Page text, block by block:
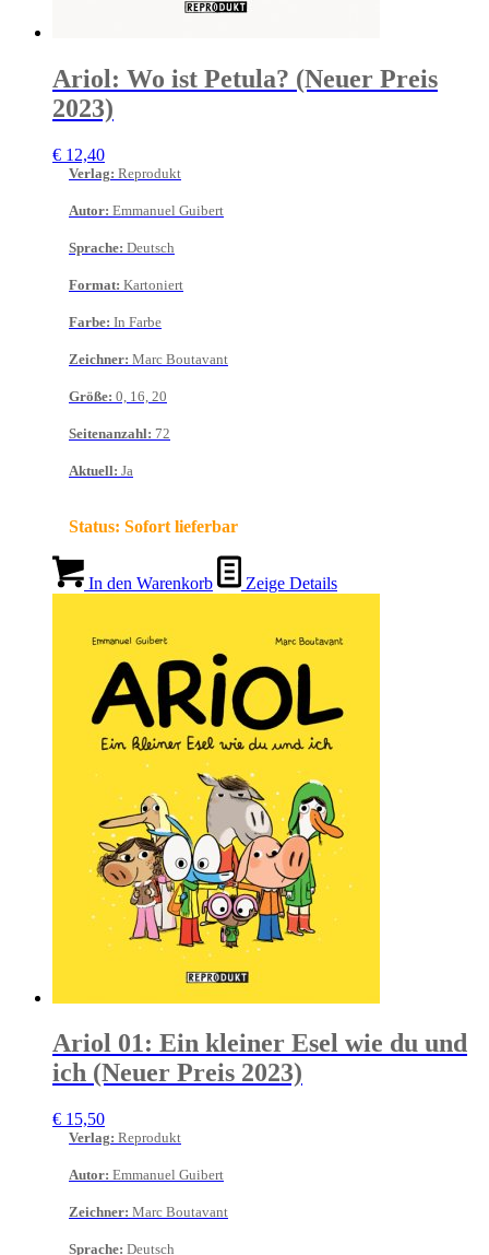
Ariol: Wo ist Petula? (Neuer Preis
2023)
€ 12,40
Verlag: Reprodukt
Autor: Emmanuel Guibert
Sprache: Deutsch
Format: Kartoniert
Farbe: In Farbe
Zeichner: Marc Boutavant
Größe: 0, 16, 20
Seitenanzahl: 72
Aktuell: Ja
Status: Sofort lieferbar
In den Warenkorb Zeige Details
Ariol 01: Ein kleiner Esel wie du und
ich (Neuer Preis 2023)
€ 15,50
Verlag: Reprodukt
Autor: Emmanuel Guibert
Zeichner: Marc Boutavant
Sprache: Deutsch